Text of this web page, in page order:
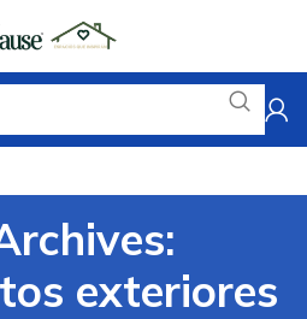
exteriores